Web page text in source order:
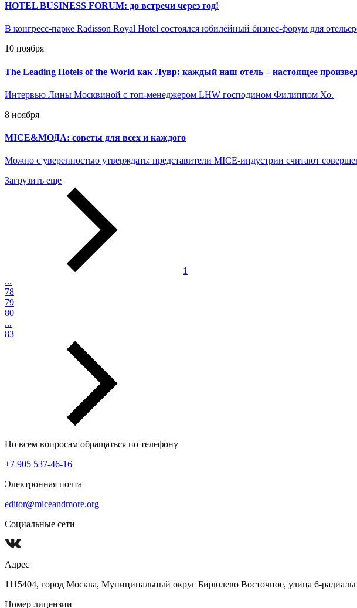
HOTEL BUSINESS FORUM: до встречи через год!
В конгресс-парке Radisson Royal Hotel состоялся юбилейный бизнес-форум для
10 ноября
The Leading Hotels of the World как Лувр: каждый наш отель – настоящее
Интервью Лины Москвиной с топ-менеджером LHW господином Филиппом Хо.
8 ноября
MICE&МОДА: советы для всех и каждого
Можно с уверенностью утверждать: представители MICE-индустрии считают
Загрузить еще
1
...
78
79
80
...
83
По всем вопросам обращаться по телефону
+7 905 537-46-16
Электронная почта
editor@miceandmore.org
Социальные сети
Адрес
1115404, город Москва, Муниципальный округ Бирюлево Восточное, улица 6-
Номер лицензии